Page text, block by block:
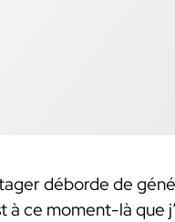
déborde de
à ce moment-là